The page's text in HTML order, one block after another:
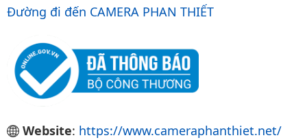
Đường đi đến CAMERA PHAN THIẾT
Website: https://www.cameraphanthiet.net/